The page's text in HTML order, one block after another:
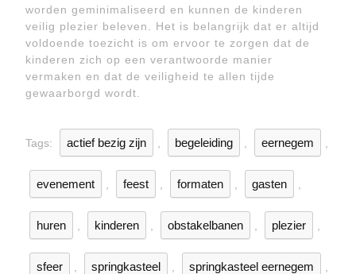
worden geminimaliseerd en kunnen de kinderen
veilig plezier beleven. Het is belangrijk dat er altijd
voldoende toezicht is om ervoor te zorgen dat de
kinderen zich op een verantwoorde manier
vermaken en dat de veiligheid te allen tijde
gewaarborgd wordt.
Tags: actief bezig zijn begeleiding eernegem
evenement feest formaten gasten
huren kinderen obstakelbanen plezier
sfeer springkasteel springkasteel eernegem